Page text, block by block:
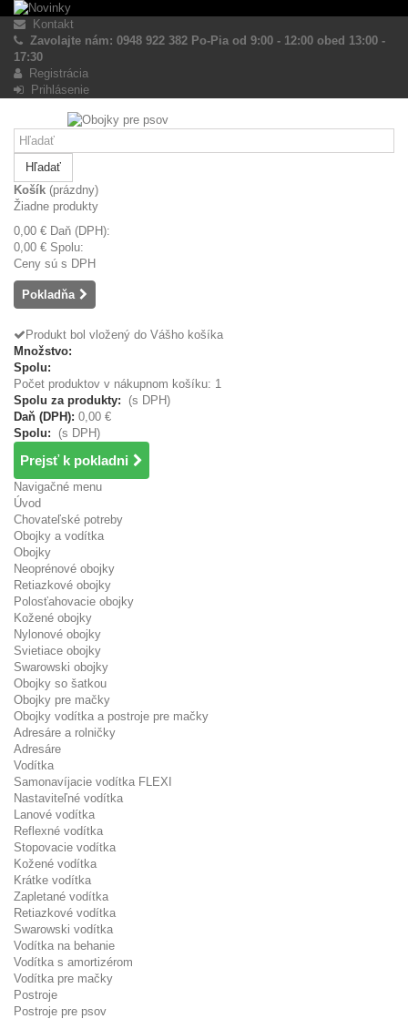
Kontakt
Zavolajte nám: 0948 922 382 Po-Pia od 9:00 - 12:00 obed 13:00 -
17:30
Registrácia
Prihlásenie
Hľadať
Košík (prázdny)
Žiadne produkty
0,00 € Daň (DPH):
0,00 € Spolu:
Ceny sú s DPH
Pokladňa
Produkt bol vložený do Vášho košíka
Množstvo:
Spolu:
Počet produktov v nákupnom košíku: 1
Spolu za produkty:
(s DPH)
Daň (DPH): 0,00 €
Spolu:
(s DPH)
Prejsť k pokladni
Navigačné menu
Úvod
Chovateľské potreby
Obojky a vodítka
Obojky
Neoprénové obojky
Retiazkové obojky
Polosťahovacie obojky
Kožené obojky
Nylonové obojky
Svietiace obojky
Swarowski obojky
Obojky so šatkou
Obojky pre mačky
Obojky vodítka a postroje pre mačky
Adresáre a rolničky
Adresáre
Vodítka
Samonavíjacie vodítka FLEXI
Nastaviteľné vodítka
Lanové vodítka
Reflexné vodítka
Stopovacie vodítka
Kožené vodítka
Krátke vodítka
Zapletané vodítka
Retiazkové vodítka
Swarowski vodítka
Vodítka na behanie
Vodítka s amortizérom
Vodítka pre mačky
Postroje
Postroje pre psov